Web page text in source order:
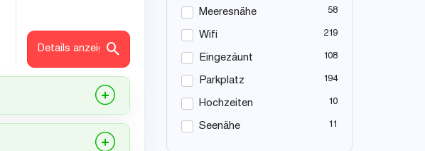
Details anzeigen
Meeresnähe 58
Wifi 219
Eingezäunt 108
Parkplatz 194
Hochzeiten 10
Seenähe 11